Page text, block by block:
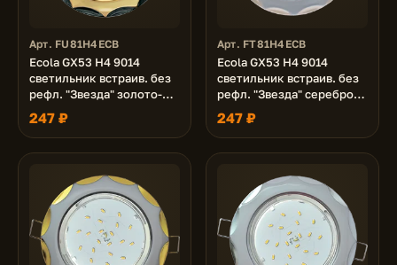
Арт. FU81H4ECB
Ecola GX53 H4 9014
светильник встраив. без
рефл. "Звезда" золото-
черный хром 38x116 (к+)
247 ₽
Арт. FT81H4ECB
Ecola GX53 H4 9014
светильник встраив. без
рефл. "Звезда" серебро-
жемчуг 38x116 (к+)
247 ₽